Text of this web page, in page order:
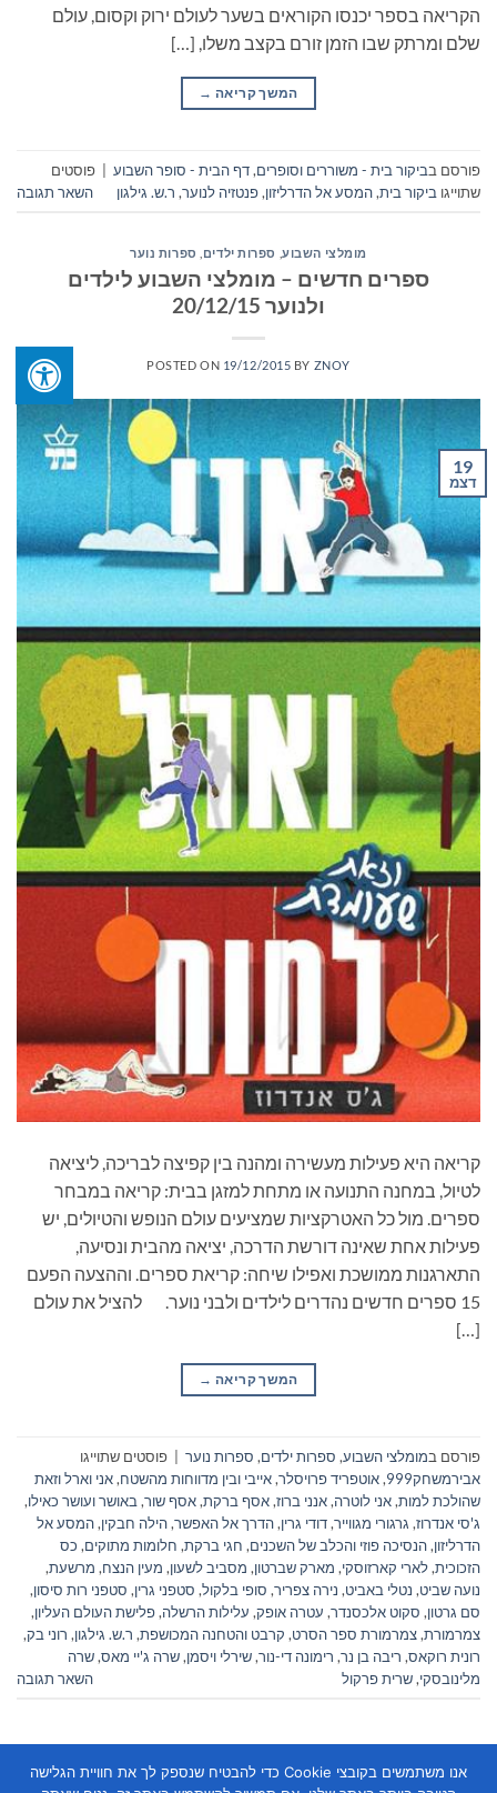
הקריאה בספר יכנסו הקוראים בשער לעולם ירוק וקסום, עולם
שלם ומרתק שבו הזמן זורם בקצב משלו, […]
המשך קריאה →
פורסם בביקור בית - משוררים וסופרים,דף הבית - סופר השבוע
פוסטים
שתוייגו ביקור בית,המסע אל הדרליזון,פנטזיה לנוער, ר.ש. גילגון השאר תגובה
מומלצי השבוע, ספרות ילדים ספרות נוער
ספרים חדשים – מומלצי השבוע לילדים
ולנוער 20/12/15
POSTED ON 19/12/2015 BY ZNOY
19
דצמ
קריאה היא פעילות מעשירה ומהנה בין קפיצה לבריכה, ליציאה
לטיול, במחנה התנועה או מתחת למזגן בבית: קריאה במבחר
ספרים. מול כל האטרקציות שמציעים עולם הנופש והטיולים, יש
פעילות אחת שאינה דורשת הדרכה, יציאה מהבית ונסיעה,
התארגנות ממושכת ואפילו שיחה: קריאת ספרים. וההצעה הפעם
15 ספרים חדשים נהדרים לילדים ולבני נוער. להציל את עולם
[…]
המשך קריאה →
פורסם במומלצי השבוע, ספרות ילדים, ספרות נוער
פוסטים שתוייגו
אבירמשחק999
,אוטפריד פרויסלר,אייבי ובין מדווחות מהשטח,אני וארל וזאת
שהולכת למות,אני לוטרה,אנני ברוז,אסף ברקת,אסף שור, באושר ועושר כאילו,
ג'סי אנדרוז, גרגורי מגווייר,דודי גרין,הדרך אל האפשר,הילה חבקין,המסע אל
הדרליזון,הנסיכה פוזי והכלב של השכנים, חגי ברקת, חלומות מתוקים, כס
הזכוכית,לארי קארזוסקי, מארק שברטון, מסביב לשעון, מעין הנצח, מרשעת,
נועה שביט, נטלי באביט, נירה צפריר, סופי בלקול, סטפני גרין, סטפני רות סיסון,
סם גרטון, סקוט אלכסנדר, עטרה אופק, עלילות הרשלה,פלישת העולם העליון,
צמרמורת,צמרמורת ספר הסרט, קרבט והטחנה המכושפת, ר.ש. גילגון, רוני בק,
רונית רוקאס, ריבה בן נר, רימונה די-נור,שירלי ויסמן,שרה ג'יי מאס,שרה
מלינובסקי,שרית פרקול השאר תגובה
אנו משתמשים בקובצי Cookie כדי להבטיח שנספק לך את חוויית הגלישה